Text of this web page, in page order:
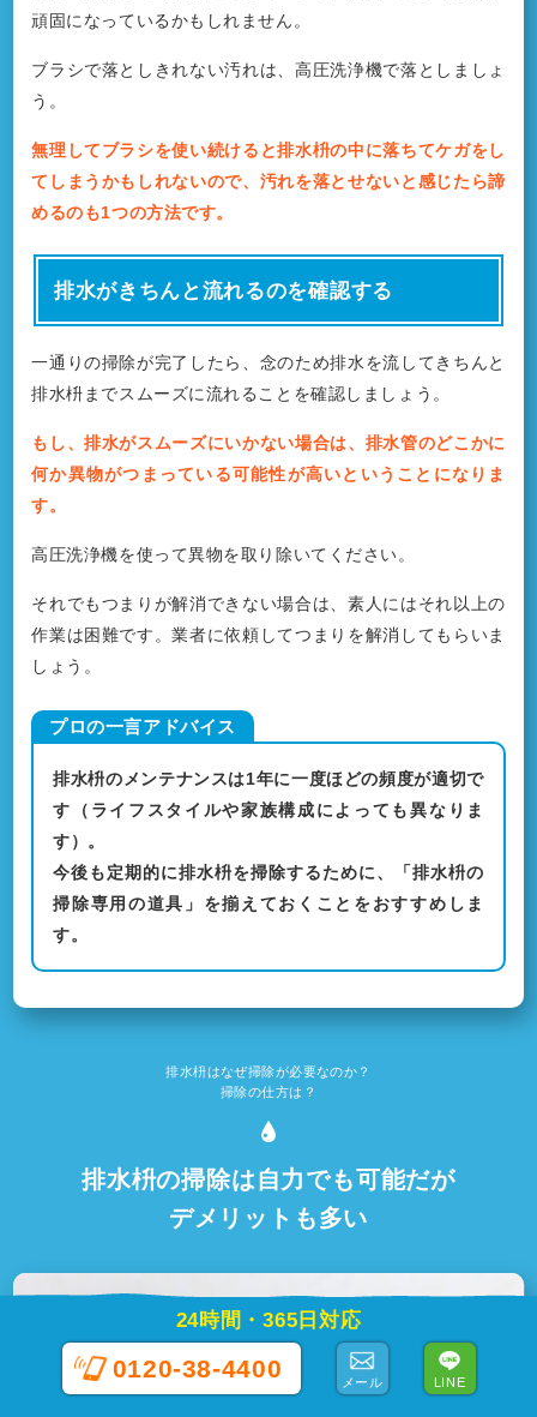
24時間・365日対応
0120-38-4400
メール LINE
頑固になっているかもしれません。
ブラシで落としきれない汚れは、高圧洗浄機で落としましょ
う。
無理してブラシを使い続けると排水枡の中に落ちてケガをし
てしまうかもしれないので、汚れを落とせないと感じたら諦
めるのも1つの方法です。
排水がきちんと流れるのを確認する
一通りの掃除が完了したら、念のため排水を流してきちんと
排水枡までスムーズに流れることを確認しましょう。
もし、排水がスムーズにいかない場合は、排水管のどこかに
何か異物がつまっている可能性が高いということになりま
す。
高圧洗浄機を使って異物を取り除いてください。
それでもつまりが解消できない場合は、素人にはそれ以上の
作業は困難です。業者に依頼してつまりを解消してもらいま
しょう。
排水枡のメンテナンスは1年に一度ほどの頻度が適切で
す（ライフスタイルや家族構成によっても異なりま
す）。
今後も定期的に排水枡を掃除するために、「排水枡の
掃除専用の道具」を揃えておくことをおすすめしま
す。
排水枡はなぜ掃除が必要なのか？
掃除の仕方は？
排水枡の掃除は自力でも可能だが
デメリットも多い